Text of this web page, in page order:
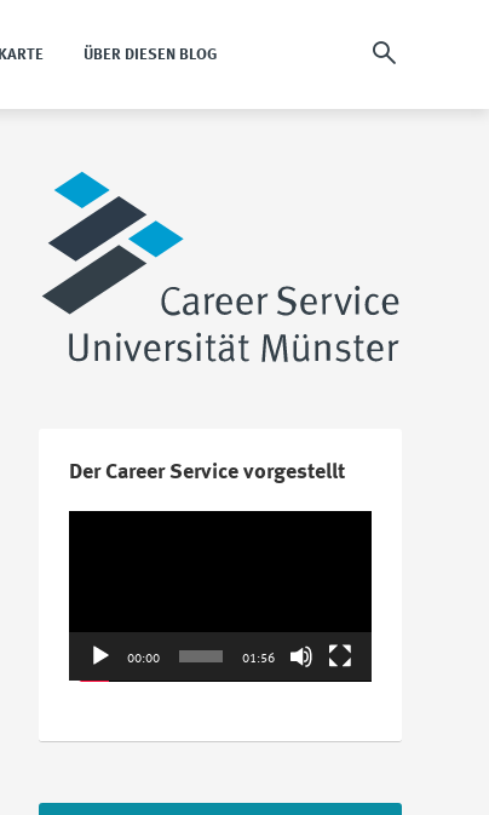
KARTE ÜBER DIESEN BLOG
Der Career Service vorgestellt
00:00 01:56